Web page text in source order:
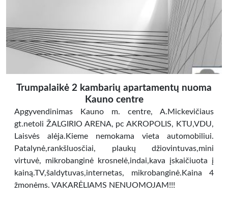
Trumpalaikė 2 kambarių apartamentų nuoma
Kauno centre
Apgyvendinimas Kauno m. centre, A.Mickevičiaus
gt.netoli ŽALGIRIO ARENA, pc AKROPOLIS, KTU,VDU,
Laisvės alėja.Kieme nemokama vieta automobiliui.
Patalynė,rankšluosčiai, plaukų džiovintuvas,mini
virtuvė, mikrobanginė krosnelė,indai,kava įskaičiuota į
kainą.TV,šaldytuvas,internetas, mikrobanginė.Kaina 4
žmonėms. VAKARĖLIAMS NENUOMOJAM!!!